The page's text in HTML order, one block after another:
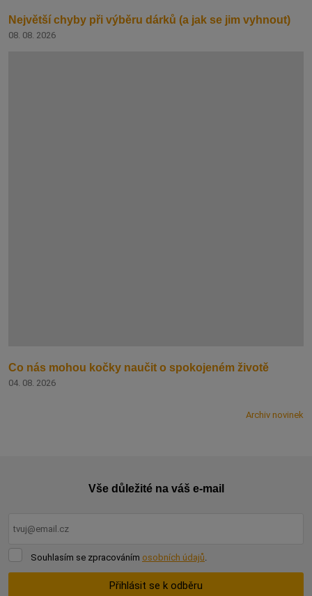
Největší chyby při výběru dárků (a jak se jim vyhnout)
08. 08. 2026
Co nás mohou kočky naučit o spokojeném životě
04. 08. 2026
Archiv novinek
Vše důležité na váš e-mail
Souhlasím
Souhlasím se zpracováním osobních údajů.
Přihlásit se k odběru